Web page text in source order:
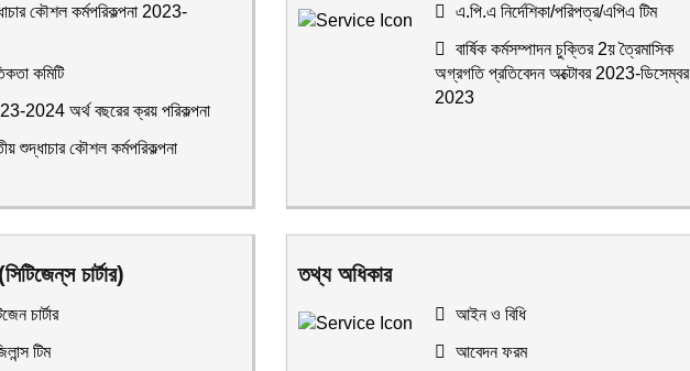
কৌশল কর্মপরিকল্পনা 2023-
কমিটি
2024 অর্থ বছরের ক্রয় পরিকল্পনা
শুদ্ধাচার কৌশল কর্মপরিকল্পনা
এ.পি.এ নির্দেশিকা/পরিপত্র/এপিএ টিম
বার্ষিক কর্মসম্পাদন চুক্তির 2য় ত্রৈমাসিক
অগ্রগতি প্রতিবেদন অক্টোবর 2023-ডিসেম্বর
2023
চার্টার)
চার্টার
টিম
তথ্য অধিকার
আইন ও বিধি
আবেদন ফরম